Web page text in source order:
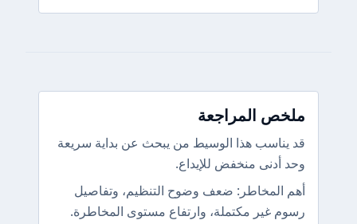
ملخص المراجعة
قد يناسب هذا الوسيط من يبحث عن بداية سريعة
وحد أدنى منخفض للإيداع.
أهم المخاطر: ضعف وضوح التنظيم، وتفاصيل
رسوم غير مكتملة، وارتفاع مستوى المخاطرة.